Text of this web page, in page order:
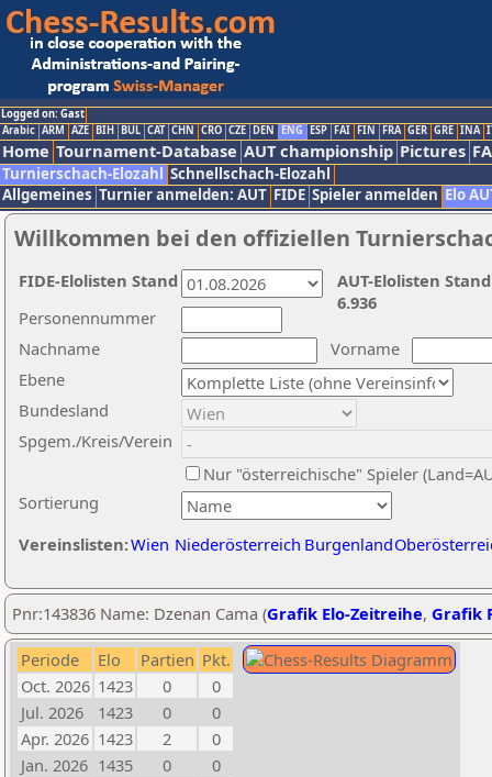
Logged on: Gast
Arabic ARM AZE BIH BUL CAT CHN CRO CZE DEN ENG ESP FAI FIN FRA GER GRE INA
Home Tournament-Database AUT championship Pictures
Turnierschach-Elozahl Schnellschach-Elozahl
Allgemeines Turnier anmelden: AUT FIDE Spieler anmelden Elo
Willkommen bei den offiziellen
Nachname
Vorname
Ebene
Sortierung
Personennummer
Bundesland
Spgem./Kreis/Verein
Nur "österreichische" Spieler
Vereinslisten:Wien Niederösterreich Burgenland
AUT-Elolisten
6.936
FIDE-Elolisten Stand
Pnr:143836 Name: Dzenan Cama (Grafik Elo-Zeitreihe, Grafik
Periode Elo Partien Pkt.
Oct. 2026 1423 0
0
Jul. 2026
1423 0
0
Apr. 2026 1423 2
0
Jan. 2026 1435 0
0